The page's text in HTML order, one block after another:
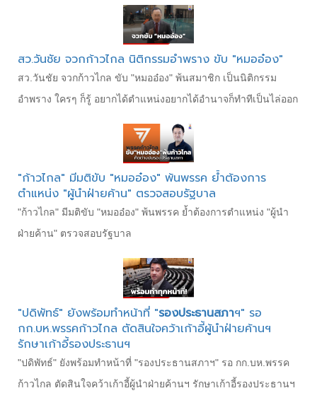
สว.วันชัย จวกก้าวไกล นิติกรรมอำพราง ขับ "หมออ๋อง"
สว.วันชัย จวกก้าวไกล ขับ "หมออ๋อง" พ้นสมาชิก เป็นนิติกรรม
อำพราง ใครๆ ก็รู้ อยากได้ตำแหน่งอยากได้อำนาจก็ทำทีเป็นไล่ออก
"ก้าวไกล" มีมติขับ "หมออ๋อง" พ้นพรรค ย้ำต้องการ
ตำแหน่ง "ผู้นำฝ่ายค้าน" ตรวจสอบรัฐบาล
"ก้าวไกล" มีมติขับ "หมออ๋อง" พ้นพรรค ย้ำต้องการตำแหน่ง "ผู้นำ
ฝ่ายค้าน" ตรวจสอบรัฐบาล
"ปดิพัทธ์" ยังพร้อมทำหน้าที่ "รองประธานสภาฯ" รอ
กก.บห.พรรคก้าวไกล ตัดสินใจคว้าเก้าอี้ผู้นำฝ่ายค้านฯ
รักษาเก้าอี้รองประธานฯ
"ปดิพัทธ์" ยังพร้อมทำหน้าที่ "รองประธานสภาฯ" รอ กก.บห.พรรค
ก้าวไกล ตัดสินใจคว้าเก้าอี้ผู้นำฝ่ายค้านฯ รักษาเก้าอี้รองประธานฯ